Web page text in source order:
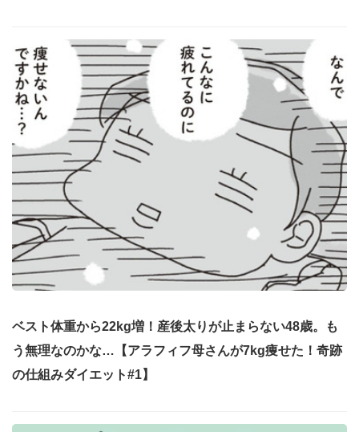
ベスト体重から22kg増！産後太りが止まらない48歳。も
う無理なのかな…【アラフィフ母さんが7kg痩せた！奇跡
の仕組みダイエット#1】